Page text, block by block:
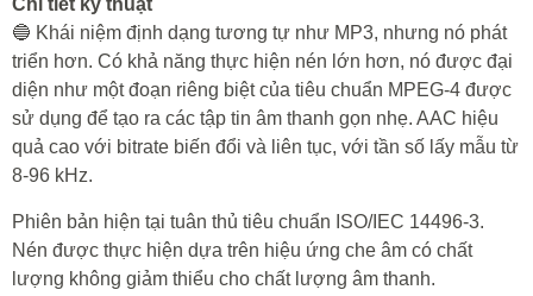
Chi tiết kỹ thuật
🔵 Khái niệm định dạng tương tự như MP3, nhưng nó phát
triển hơn. Có khả năng thực hiện nén lớn hơn, nó được đại
diện như một đoạn riêng biệt của tiêu chuẩn MPEG-4 được
sử dụng để tạo ra các tập tin âm thanh gọn nhẹ. AAC hiệu
quả cao với bitrate biến đổi và liên tục, với tần số lấy mẫu từ
8-96 kHz.
Phiên bản hiện tại tuân thủ tiêu chuẩn ISO/IEC 14496-3.
Nén được thực hiện dựa trên hiệu ứng che âm có chất
lượng không giảm thiểu cho chất lượng âm thanh.